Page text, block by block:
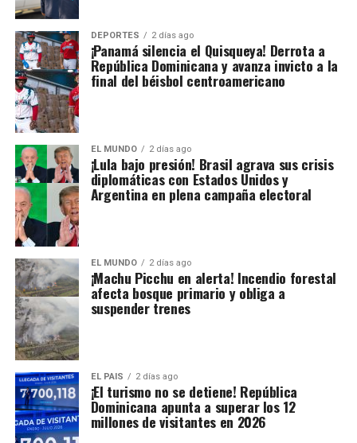
DEPORTES 2 días ago
¡Panamá silencia el Quisqueya! Derrota a
República Dominicana y avanza invicto a la
final del béisbol centroamericano
EL MUNDO 2 días ago
¡Lula bajo presión! Brasil agrava sus crisis
diplomáticas con Estados Unidos y
Argentina en plena campaña electoral
EL MUNDO 2 días ago
¡Machu Picchu en alerta! Incendio forestal
afecta bosque primario y obliga a
suspender trenes
EL PAIS 2 días ago
¡El turismo no se detiene! República
Dominicana apunta a superar los 12
millones de visitantes en 2026